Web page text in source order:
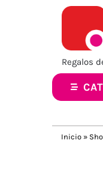
Regalos
Inicio »